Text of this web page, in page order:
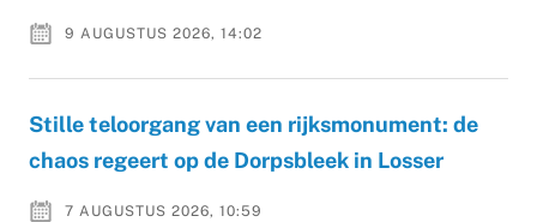
9 AUGUSTUS 2026, 14:02
Stille teloorgang van een rijksmonument: de
chaos regeert op de Dorpsbleek in Losser
7 AUGUSTUS 2026, 10:59